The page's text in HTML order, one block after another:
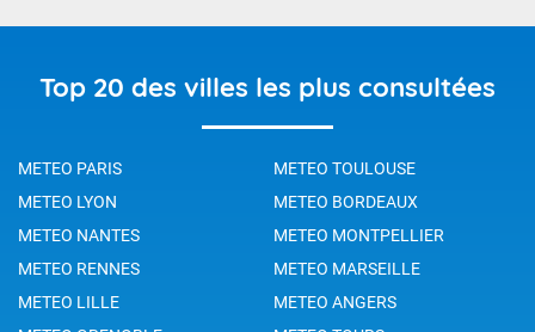
Top 20 des villes les plus consultées
METEO PARIS
METEO TOULOUSE
METEO LYON
METEO BORDEAUX
METEO NANTES
METEO MONTPELLIER
METEO RENNES
METEO MARSEILLE
METEO LILLE
METEO ANGERS